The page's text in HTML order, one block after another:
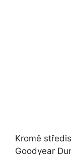
Kromě
Goodyear